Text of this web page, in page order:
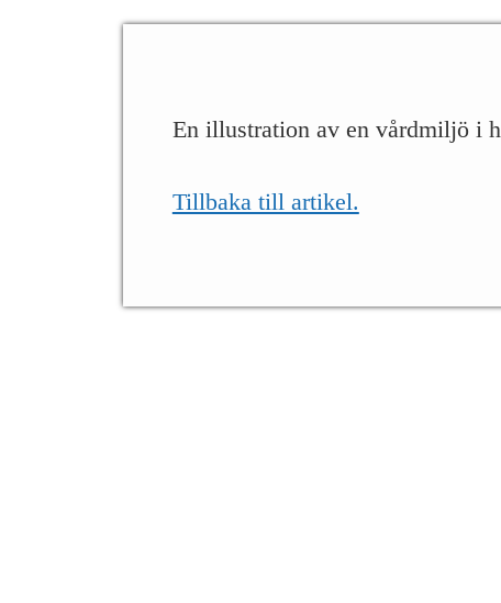
En illustration av en vårdmiljö i
Tillbaka till artikel.